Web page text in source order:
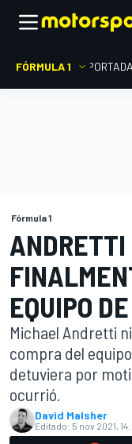
FÓRMULA 1 PORTADA
Fórmula 1
ANDRETTI
EQUIPO
Michael Andretti
compra del
detuviera por
ocurrió.
David Malsher
Editado: 5 nov 2021,